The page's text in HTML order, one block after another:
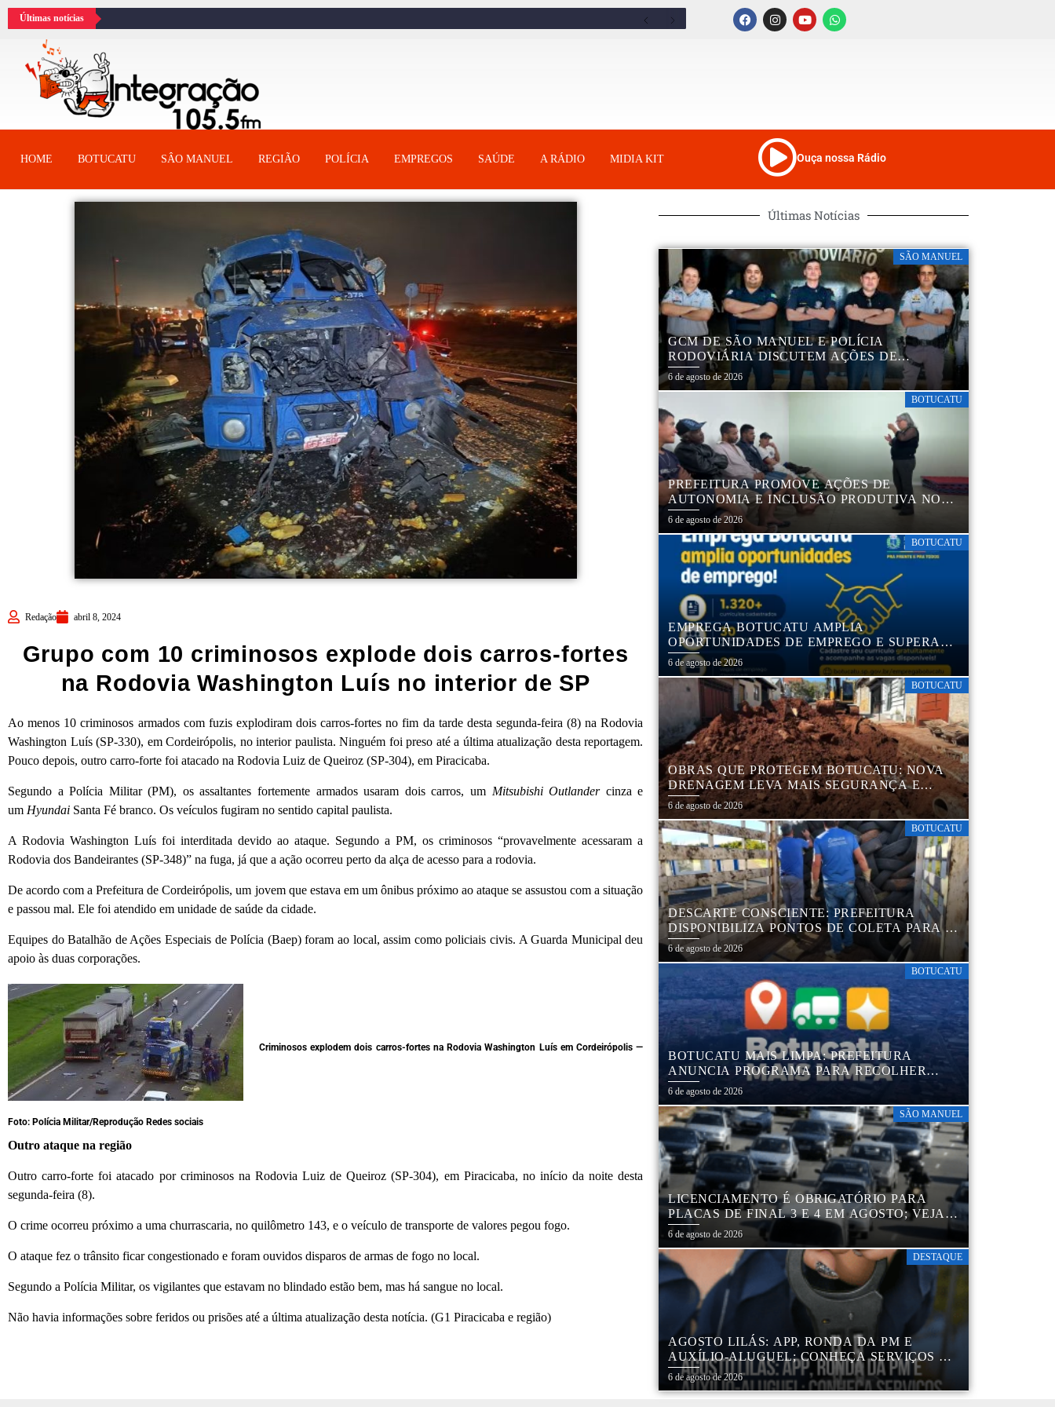
Últimas notícias
HOME BOTUCATU SÂO MANUEL REGIÃO POLÍCIA EMPREGOS SAÚDE A RÁDIO MIDIA KIT Ouça nossa Rádio
Redação abril 8, 2024
Grupo com 10 criminosos explode dois carros-fortes
na Rodovia Washington Luís no interior de SP
Ao menos 10 criminosos armados com fuzis explodiram dois carros-fortes no fim da tarde desta segunda-feira (8) naRodovia
Washington Luís (SP-330), emCordeirópolis, no interior paulista. Ninguém foi preso até a última atualização desta reportagem.
Pouco depois, outro carro-forte foi atacado na Rodovia Luiz de Queiroz (SP-304), em Piracicaba.
Segundo a Polícia Militar (PM), os assaltantes fortemente armados usaram dois carros, um Mitsubishi Outlandercinza e
um Hyundai Santa Fé branco. Os veículos fugiram no sentido capital paulista.
A Rodovia Washington Luís foi interditada devido ao ataque. Segundo a PM, os criminosos “provavelmente acessaram a
Rodovia dos Bandeirantes (SP-348)” na fuga, já que a ação ocorreu perto da alça de acesso para a rodovia.
De acordo com a Prefeitura de Cordeirópolis, um jovem que estava em um ônibus próximo ao ataque se assustou com a situação
e passou mal. Ele foi atendido em unidade de saúde da cidade.
Equipes do Batalhão de Ações Especiais de Polícia (Baep) foram ao local, assim como policiais civis. A Guarda Municipal deu
apoio às duas corporações.
Criminosos explodem dois carros-fortes na Rodovia Washington Luís em Cordeirópolis —
Foto: Polícia Militar/Reprodução Redes sociais
Outro ataque na região
Outro carro-forte foi atacado por criminosos na Rodovia Luiz de Queiroz (SP-304), em Piracicaba, no início da noite desta
segunda-feira (8).
O crime ocorreu próximo a uma churrascaria, no quilômetro 143, e o veículo de transporte de valores pegou fogo.
O ataque fez o trânsito ficar congestionado e foram ouvidos disparos de armas de fogo no local.
Segundo a Polícia Militar, os vigilantes que estavam no blindado estão bem, mas há sangue no local.
Não havia informações sobre feridos ou prisões até a última atualização desta notícia. (G1 Piracicaba e região)
Últimas Notícias
SÃO MANUEL
GCM DE SÃO MANUEL E POLÍCIA
RODOVIÁRIA DISCUTEM AÇÕES DE
EDUCAÇÃO E SEGURANÇA NO TRÂNSITO
6 de agosto de 2026
BOTUCATU
PREFEITURA PROMOVE AÇÕES DE
AUTONOMIA E INCLUSÃO PRODUTIVA NO
CENTRO POP VIDA
6 de agosto de 2026
BOTUCATU
EMPREGA BOTUCATU AMPLIA
OPORTUNIDADES DE EMPREGO E SUPERA
1,3 MIL CURRÍCULOS CADASTRADOS
6 de agosto de 2026
BOTUCATU
OBRAS QUE PROTEGEM BOTUCATU: NOVA
DRENAGEM LEVA MAIS SEGURANÇA E
TRANQUILIDADE AOS MORADORES DA
COHAB 5
6 de agosto de 2026
BOTUCATU
DESCARTE CONSCIENTE: PREFEITURA
DISPONIBILIZA PONTOS DE COLETA PARA O
DESCARTE AMBIENTALMENTE CORRETO DE
PNEUS, GARANTINDO DESTINAÇÃO
ADEQUADA E PRESERVAÇÃO AMBIENTAL
6 de agosto de 2026
BOTUCATU
BOTUCATU MAIS LIMPA: PREFEITURA
ANUNCIA PROGRAMA PARA RECOLHER
MÓVEIS, PNEUS, COLCHÕES E OUTROS
MATERIAIS SEM USO
6 de agosto de 2026
SÃO MANUEL
LICENCIAMENTO É OBRIGATÓRIO PARA
PLACAS DE FINAL 3 E 4 EM AGOSTO; VEJA
CALENDÁRIO
6 de agosto de 2026
DESTAQUE
AGOSTO LILÁS: APP, RONDA DA PM E
AUXÍLIO-ALUGUEL; CONHEÇA SERVIÇOS DA
REDE DE PROTEÇÃO ÀS MULHERES NO
ESTADO DE SP
6 de agosto de 2026